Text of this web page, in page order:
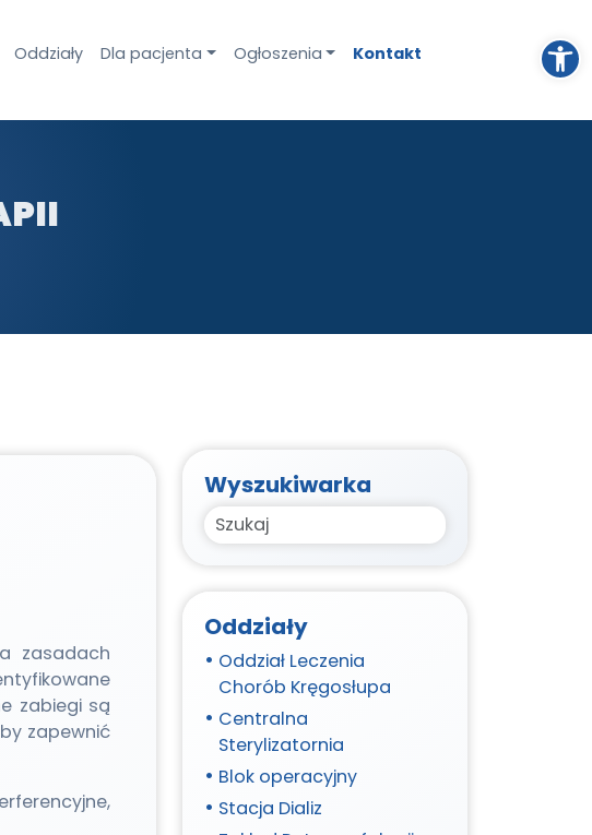
Otwórz pasek narzędzi
Oddziały Dla pacjenta Ogłoszenia Kontakt
zasadach
zabiegi są
zapewnić
Wyszukiwarka
Search
Oddziały
Oddział Leczenia
Chorób Kręgosłupa
Centralna
Sterylizatornia
Blok operacyjny
Stacja Dializ